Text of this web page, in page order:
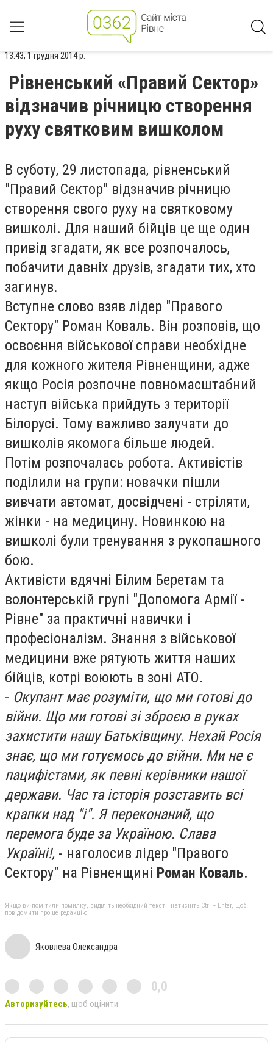
13:43, 1 грудня 2014 р.
Рівненський «Правий Сектор»
відзначив річницю створення
руху святковим вишколом
В суботу, 29 листопада, рівненський
"Правий Сектор" відзначив річницю
створення свого руху на святковому
вишколі. Для наший бійців це ще один
привід згадати, як все розпочалось,
побачити давніх друзів, згадати тих, хто
загинув.
Вступне слово взяв лідер "Правого
Сектору" Роман Коваль. Він розповів, що
освоєння військової справи необхідне
для кожного жителя Рівненщини, адже
якщо Росія розпочне повномасштабний
наступ війська прийдуть з території
Білорусі. Тому важливо залучати до
вишколів якомога більше людей.
Потім розпочалась робота. Активістів
поділили на групи: новачки пішли
вивчати автомат, досвідчені - стріляти,
жінки - на медицину. Новинкою на
вишколі були тренування з рукопашного
бою.
Активісти вдячні Білим Беретам та
волонтерській групі "Допомога Армії -
Рівне" за практичні навички і
професіоналізм. Знання з військової
медицини вже рятують життя наших
бійців, котрі воюють в зоні АТО.
- Окупант має розуміти, що ми готові до
війни. Що ми готові зі зброєю в руках
захистити нашу Батьківщину. Нехай Росія
знає, що ми готуємось до війни. Ми не є
пацифістами, як певні керівники нашої
держави. Час та історія розставить всі
крапки над "і". Я переконаний, що
перемога буде за Україною. Слава
Україні!, - наголосив лідер "Правого
Сектору" на Рівненщині Роман Коваль.
Якщо ви помітили помилку, виділіть необхідний текст і натисніть Ctrl + Enter, щоб
повідомити про це редакцію
Яковлева Олександра
0,0
Авторизуйтесь, щоб оцінити